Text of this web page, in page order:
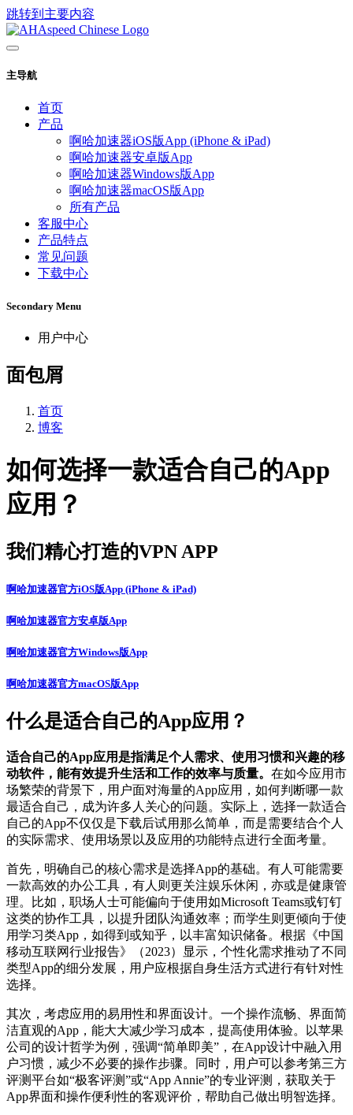
跳转到主要内容
主导航
首页
产品
啊哈加速器iOS版App (iPhone & iPad)
啊哈加速器安卓版App
啊哈加速器Windows版App
啊哈加速器macOS版App
所有产品
客服中心
产品特点
常见问题
下载中心
Secondary Menu
用户中心
面包屑
首页
博客
如何选择一款适合自己的App
应用？
我们精心打造的VPN APP
啊哈加速器官方iOS版App (iPhone & iPad)
啊哈加速器官方安卓版App
啊哈加速器官方Windows版App
啊哈加速器官方macOS版App
什么是适合自己的App应用？
适合自己的App应用是指满足个人需求、使用习惯和兴趣的移
动软件，能有效提升生活和工作的效率与质量。 在如今应用市
场繁荣的背景下，用户面对海量的App应用，如何判断哪一款
最适合自己，成为许多人关心的问题。实际上，选择一款适合
自己的App不仅仅是下载后试用那么简单，而是需要结合个人
的实际需求、使用场景以及应用的功能特点进行全面考量。
首先，明确自己的核心需求是选择App的基础。有人可能需要
一款高效的办公工具，有人则更关注娱乐休闲，亦或是健康管
理。比如，职场人士可能偏向于使用如Microsoft Teams或钉钉
这类的协作工具，以提升团队沟通效率；而学生则更倾向于使
用学习类App，如得到或知乎，以丰富知识储备。根据《中国
移动互联网行业报告》（2023）显示，个性化需求推动了不同
类型App的细分发展，用户应根据自身生活方式进行有针对性
选择。
其次，考虑应用的易用性和界面设计。一个操作流畅、界面简
洁直观的App，能大大减少学习成本，提高使用体验。以苹果
公司的设计哲学为例，强调“简单即美”，在App设计中融入用
户习惯，减少不必要的操作步骤。同时，用户可以参考第三方
评测平台如“极客评测”或“App Annie”的专业评测，获取关于
App界面和操作便利性的客观评价，帮助自己做出明智选择。